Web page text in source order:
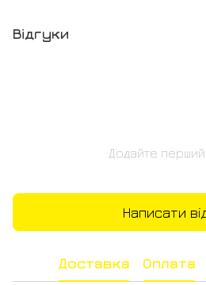
Відгуки
Додайте перший
Написати
Доставка Оплата